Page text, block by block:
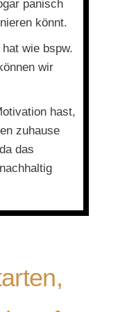
panisch
könnt.
wie bspw.
wir
hast,
zuhause
das